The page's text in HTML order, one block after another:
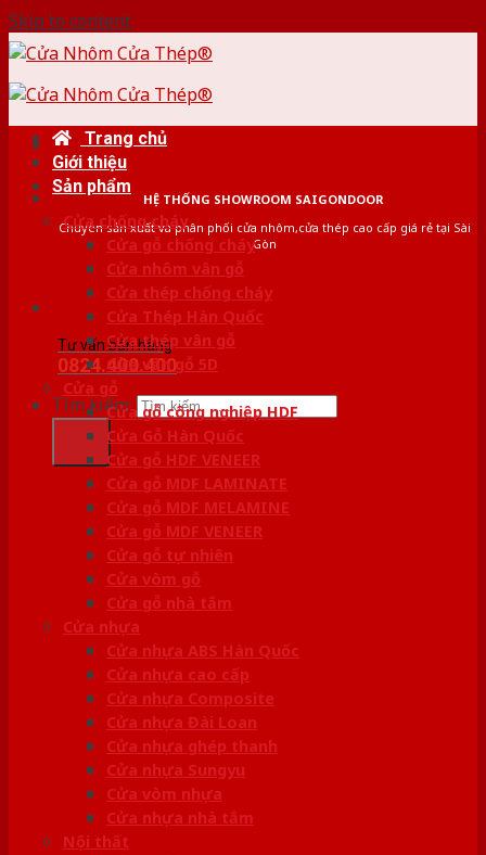
Skip to content
HỆ THỐNG SHOWROOM SAIGONDOOR
Chuyên sản xuất và phân phối cửa nhôm,cửa thép cao cấp giá rẻ tại Sài
Gòn
Tư vấn bán hàng
0824.400.400
Tìm kiếm:
Trang chủ
Giới thiệu
Sản phẩm
Cửa chống cháy
Cửa gỗ chống cháy
Cửa nhôm vân gỗ
Cửa thép chống cháy
Cửa Thép Hàn Quốc
Cửa thép vân gỗ
Cửa vân gỗ 5D
Cửa gỗ
Cửa gỗ công nghiệp HDF
Cửa Gỗ Hàn Quốc
Cửa gỗ HDF VENEER
Cửa gỗ MDF LAMINATE
Cửa gỗ MDF MELAMINE
Cửa gỗ MDF VENEER
Cửa gỗ tự nhiên
Cửa vòm gỗ
Cửa gỗ nhà tắm
Cửa nhựa
Cửa nhựa ABS Hàn Quốc
Cửa nhựa cao cấp
Cửa nhựa Composite
Cửa nhựa Đài Loan
Cửa nhựa ghép thanh
Cửa nhựa Sungyu
Cửa vòm nhựa
Cửa nhựa nhà tắm
Nội thất